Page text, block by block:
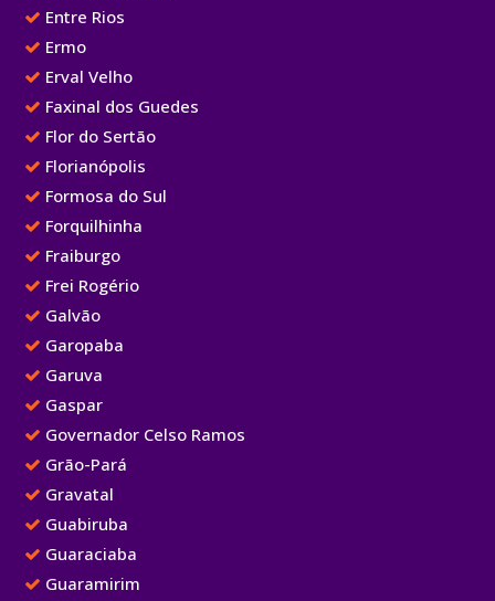
Entre Rios
Ermo
Erval Velho
Faxinal dos Guedes
Flor do Sertão
Florianópolis
Formosa do Sul
Forquilhinha
Fraiburgo
Frei Rogério
Galvão
Garopaba
Garuva
Gaspar
Governador Celso Ramos
Grão-Pará
Gravatal
Guabiruba
Guaraciaba
Guaramirim